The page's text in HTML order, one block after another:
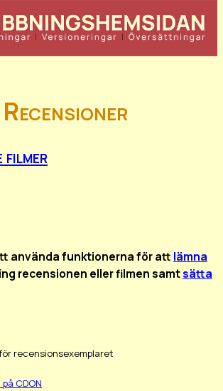
Recensioner
filmer
använda funktionerna för att lämna
recensionen eller filmen samtsätta
recensionsexemplaret
på CDON